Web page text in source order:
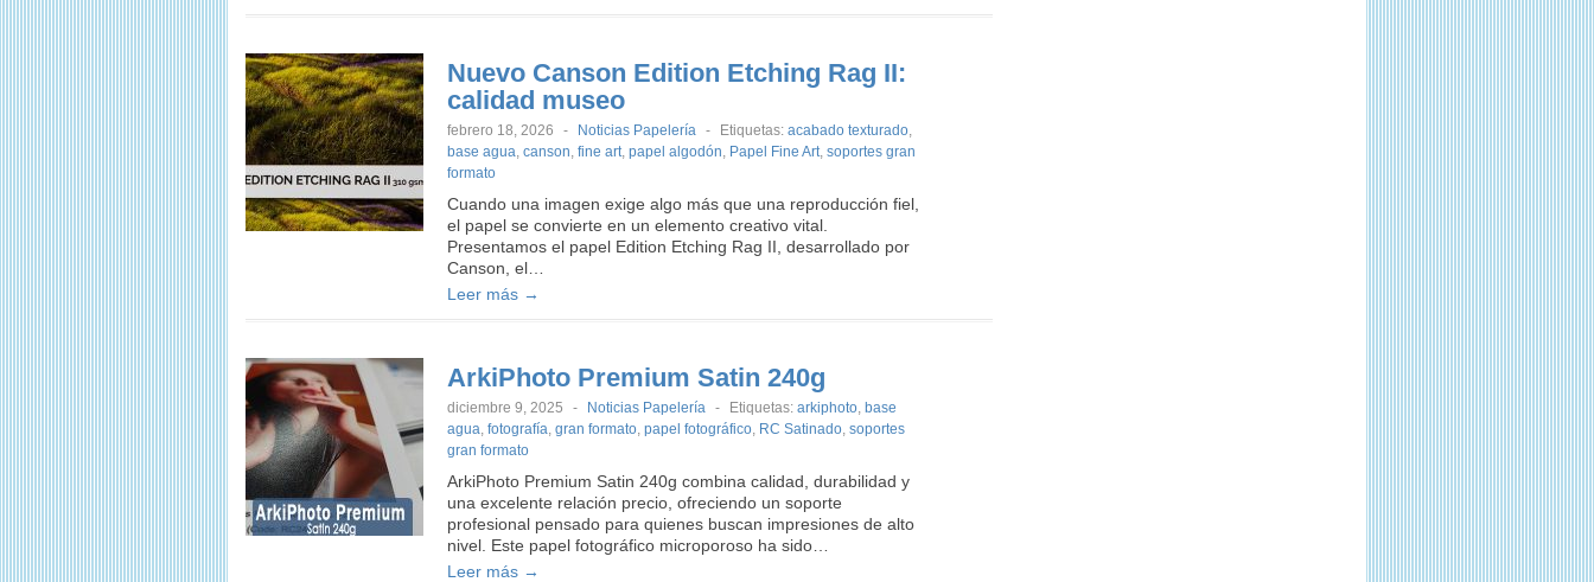
Nuevo Canson Edition Etching Rag II:
calidad museo
febrero 18, 2026 - Noticias Papelería - Etiquetas: acabado texturado,
base agua, canson, fine art, papel algodón, Papel Fine Art, soportes gran
formato
Cuando una imagen exige algo más que una reproducción fiel,
el papel se convierte en un elemento creativo vital.
Presentamos el papel Edition Etching Rag II, desarrollado por
Canson, el…
Leer más →
ArkiPhoto Premium Satin 240g
diciembre 9, 2025 - Noticias Papelería - Etiquetas: arkiphoto, base
agua, fotografía, gran formato, papel fotográfico, RC Satinado, soportes
gran formato
ArkiPhoto Premium Satin 240g combina calidad, durabilidad y
una excelente relación precio, ofreciendo un soporte
profesional pensado para quienes buscan impresiones de alto
nivel. Este papel fotográfico microporoso ha sido…
Leer más →